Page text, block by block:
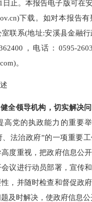
日止。本报告电子版可在
下载。如对本报告
联系(地址:安溪县金融
，电话：0595-
。
健全领导机构，切实解决
高党的执政能力的重要
、法治政府”的一项重要
度重视，把政府信息公
议进行动员部署，宣传
，并随时检查和督促政
及时解决，使政府信息公